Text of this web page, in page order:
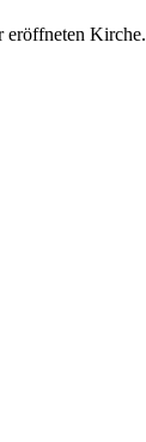
eröffneten Kirche.